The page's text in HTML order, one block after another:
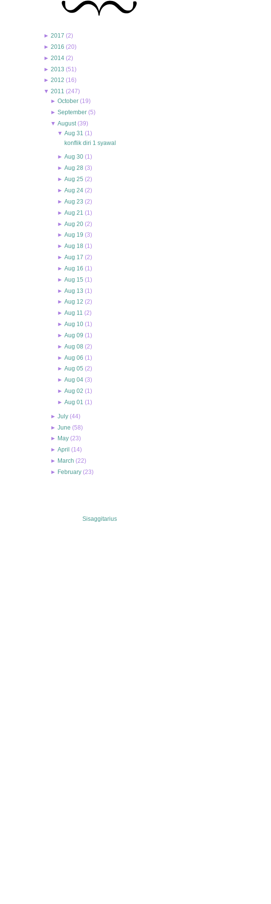
► 2017 (2)
► 2016 (20)
► 2014 (2)
► 2013 (51 )
► 2012 (16)
▼ 2011 (247)
►October (19)
►September (5)
▼August (39)
▼Aug 31 (1)
konflik diri 1 syawal
►Aug 30 (1)
►Aug 28 (3)
►Aug 25 (2)
►Aug 24 (2)
►Aug 23 (2)
►Aug 21 (1)
► Aug 20 (2)
►Aug 19 (3)
►Aug 18 (1)
►Aug 17 (2)
►Aug 16 (1)
►Aug 15 (1)
► Aug 13 (1)
►Aug 12 (2)
►Aug 11 (2)
►Aug 10 (1)
►Aug 09 (1)
►Aug 08 (2)
►Aug 06 (1)
►Aug 05 (2)
►Aug 04 (3)
►Aug 02 (1)
►Aug 01 (1)
►July (44)
►
June (58)
►
May (23)
►April (14)
►
March (22)
► February (23)
Sisaggitarius